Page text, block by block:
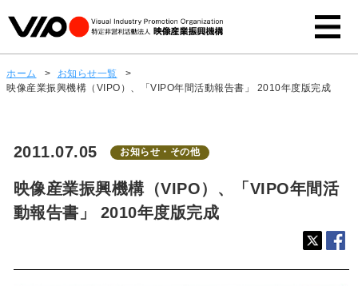
ホーム > お知らせ一覧
>
映像産業振興機構（VIPO）、「VIPO年間活動報告書」 2010年度版完成
2011.07.05 お知らせ・その他
映像産業振興機構（VIPO）、「VIPO年間活
動報告書」 2010年度版完成